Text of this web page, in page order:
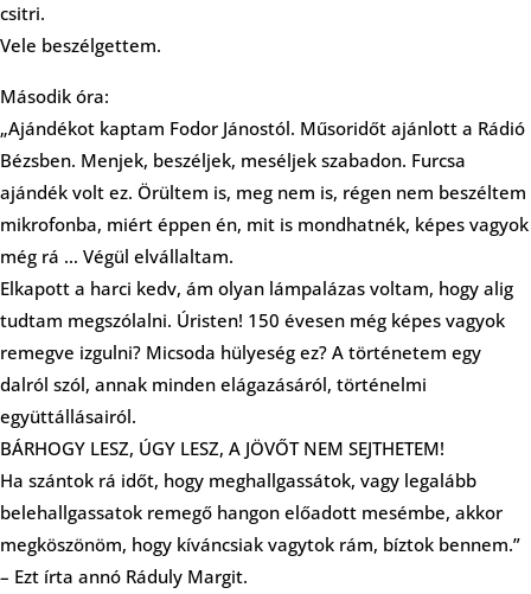
csitri.
Vele beszélgettem.
Második óra:
„Ajándékot kaptam Fodor Jánostól. Műsoridőt ajánlott a Rádió
Bézsben. Menjek, beszéljek, meséljek szabadon. Furcsa
ajándék volt ez. Örültem is, meg nem is, régen nem beszéltem
mikrofonba, miért éppen én, mit is mondhatnék, képes vagyok
még rá … Végül elvállaltam.
Elkapott a harci kedv, ám olyan lámpalázas voltam, hogy alig
tudtam megszólalni. Úristen! 150 évesen még képes vagyok
remegve izgulni? Micsoda hülyeség ez? A történetem egy
dalról szól, annak minden elágazásáról, történelmi
együttállásairól.
BÁRHOGY LESZ, ÚGY LESZ, A JÖVŐT NEM SEJTHETEM!
Ha szántok rá időt, hogy meghallgassátok, vagy legalább
belehallgassatok remegő hangon előadott mesémbe, akkor
megköszönöm, hogy kíváncsiak vagytok rám, bíztok bennem.”
– Ezt írta annó Ráduly Margit.